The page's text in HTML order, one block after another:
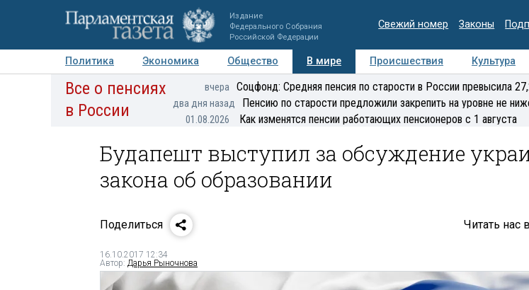
Издание
Федерального Собрания
Российской Федерации
Свежий номер Законы
Политика Экономика Общество В мире Происшествия Культура
Авторы Персоны Мнения Регионы Медиацентр Интервью
Все о пенсиях
в России
вчера Соцфонд: Средняя пенсия по старости в России превысила
два дня назад Пенсию по старости предложили закрепить на уровне не
01.08.2026 Как изменятся пенсии работающих пенсионеров с 1 августа
Будапешт выступил за обсуждение
закона об образовании
Поделиться Читать нас в
16.10.2017 12:34
Автор: Дарья Рыночнова